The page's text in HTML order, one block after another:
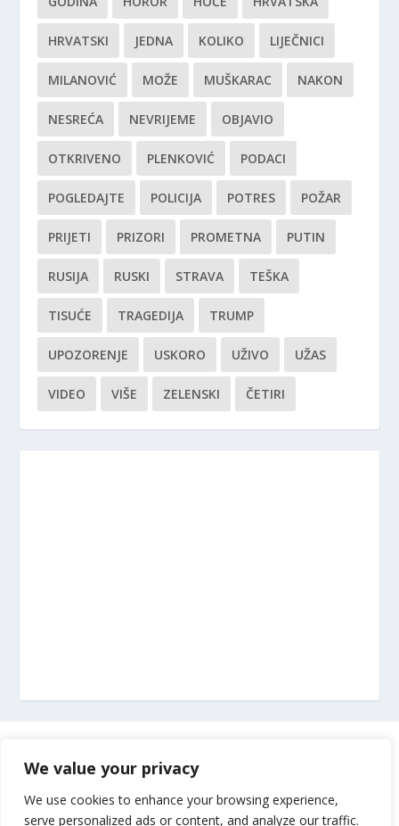
We value your privacy
We use cookies to enhance your browsing experience,
serve personalized ads or content, and analyze our traffic.
HRVATSKI JEDNA KOLIKO LIJEČNICI
MILANOVIĆ MOŽE MUŠKARAC NAKON
NESREĆA NEVRIJEME OBJAVIO
OTKRIVENO PLENKOVIĆ PODACI
POGLEDAJTE POLICIJA POTRES POŽAR
PRIJETI PRIZORI PROMETNA PUTIN
RUSIJA RUSKI STRAVA TEŠKA
TISUĆE TRAGEDIJA TRUMP
UPOZORENJE USKORO UŽIVO UŽAS
VIDEO VIŠE ZELENSKI ČETIRI
Impressum